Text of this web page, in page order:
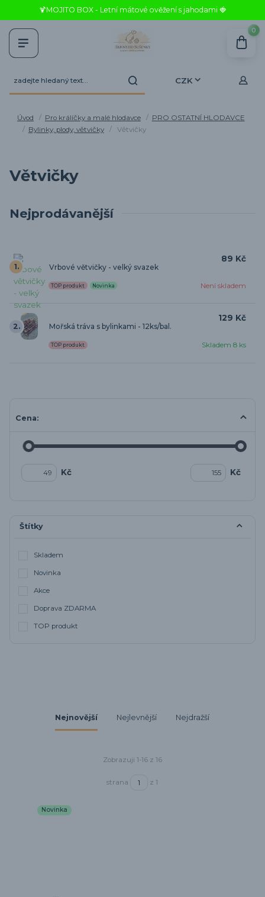
🍹MOJITO BOX - Letní mátové ověžení s jahodami 🍓
CZK
0
Úvod Pro králíčky a malé hlodavce
PRO OSTATNÍ HLODAVCE
Bylinky, plody, větvičky
Větvičky
Větvičky
Nejprodávanější
1. Vrbové větvičky - velký svazek
Není skladem
TOP produkt Novinka
89 Kč
2. Mořská tráva s bylinkami - 12ks/bal.
Skladem 8 ks
TOP produkt
129 Kč
Cena:
Kč Kč
Štítky
Skladem
Novinka
Akce
Doprava ZDARMA
TOP produkt
Nejnovější Nejlevnější Nejdražší
Zobrazuji 1-16 z 16
strana z 1
Novinka